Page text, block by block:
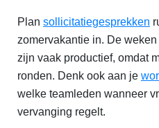
Plan sollicitatiegesprekken
zomervakantie in. De
zijn vaak productief, omdat
ronden. Denk ook aan je
welke teamleden wanneer
vervanging regelt.